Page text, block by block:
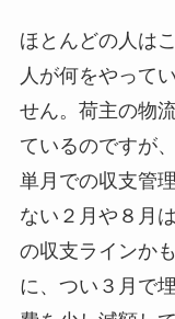
ほとんどの人は
人が何をやって
せん。荷主の物
ているのですが
単月での収支管
ない２月や８月
の収支ラインか
に、つい３月で